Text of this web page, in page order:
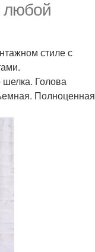
любой
стиле с
шелка. Голова
Полноценная